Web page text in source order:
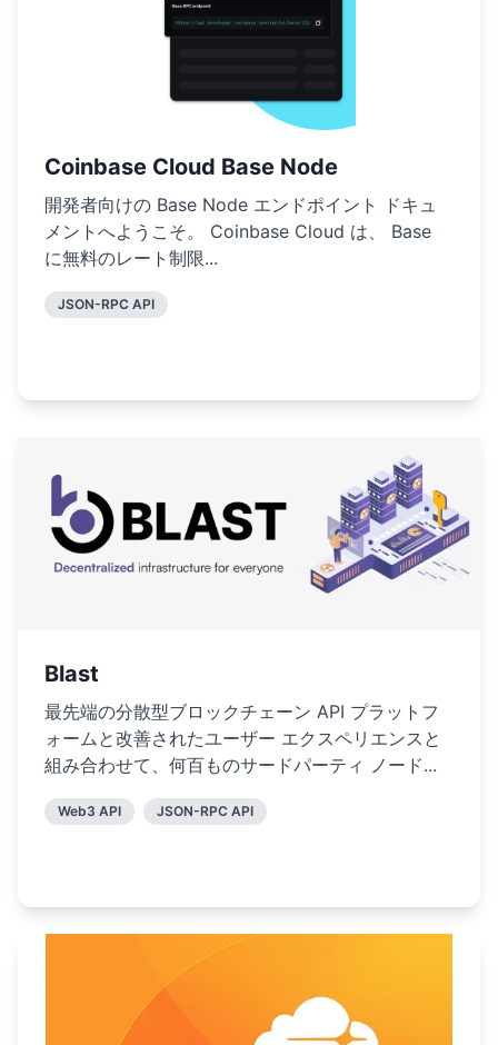
Coinbase Cloud Base Node
開発者向けの Base Node エンドポイント ドキュ
メントへようこそ。 Coinbase Cloud は、 Base
に無料のレート制限...
JSON-RPC API
Blast
最先端の分散型ブロックチェーン API プラットフ
ォームと改善されたユーザー エクスペリエンスと
組み合わせて、何百ものサードパーティ ノード...
Web3 API JSON-RPC API